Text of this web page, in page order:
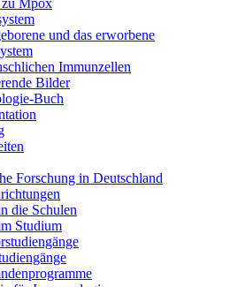
Mpox
und das erworbene
Immunzellen
Bilder
Buch
Forschung in Deutschland
die Schulen
Studium